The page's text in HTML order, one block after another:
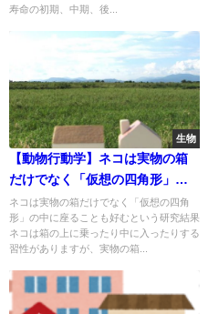
寿命の初期、中期、後...
生物
【動物行動学】ネコは実物の箱
だけでなく「仮想の四角形」の
中に座ることも好むらしい
ネコは実物の箱だけでなく「仮想の四角
形」の中に座ることも好むという研究結果
ネコは箱の上に乗ったり中に入ったりする
習性がありますが、実物の箱...